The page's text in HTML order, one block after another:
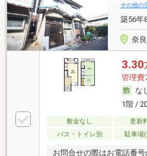
その他の
築56年
奈
3.30
管理費
な
1階 /
敷金なし 更新
バス・トイレ別
駐車場
お問合せの際はお電話番